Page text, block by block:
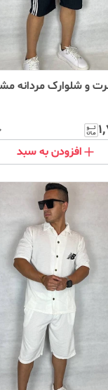
و شلوارک مردانه
افزودن به سبد